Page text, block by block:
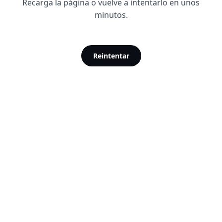
Recarga la página o vuelve a intentarlo en unos
minutos.
Reintentar